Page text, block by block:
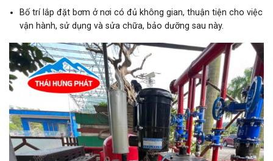
Bố trí lắp đặt bơm ở nơi có đủ không gian, thuận tiện cho việc
vận hành, sử dụng và sửa chữa, bảo dưỡng sau này.